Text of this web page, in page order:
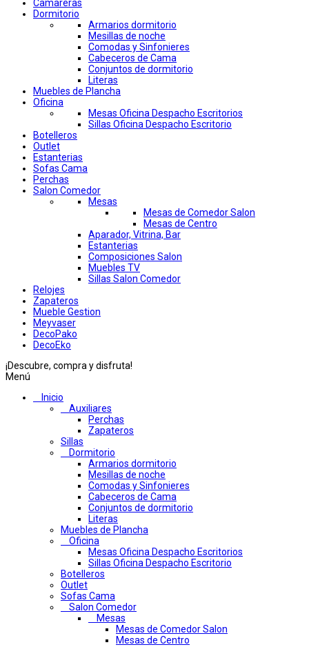
Camareras
Dormitorio
Armarios dormitorio
Mesillas de noche
Comodas y Sinfonieres
Cabeceros de Cama
Conjuntos de dormitorio
Literas
Muebles de Plancha
Oficina
Mesas Oficina Despacho Escritorios
Sillas Oficina Despacho Escritorio
Botelleros
Outlet
Estanterias
Sofas Cama
Perchas
Salon Comedor
Mesas
Mesas de Comedor Salon
Mesas de Centro
Aparador, Vitrina, Bar
Estanterias
Composiciones Salon
Muebles TV
Sillas Salon Comedor
Relojes
Zapateros
Mueble Gestion
Meyvaser
DecoPako
DecoEko
¡Descubre, compra y disfruta!
Menú
Inicio
Auxiliares
Perchas
Zapateros
Sillas
Dormitorio
Armarios dormitorio
Mesillas de noche
Comodas y Sinfonieres
Cabeceros de Cama
Conjuntos de dormitorio
Literas
Muebles de Plancha
Oficina
Mesas Oficina Despacho Escritorios
Sillas Oficina Despacho Escritorio
Botelleros
Outlet
Sofas Cama
Salon Comedor
Mesas
Mesas de Comedor Salon
Mesas de Centro